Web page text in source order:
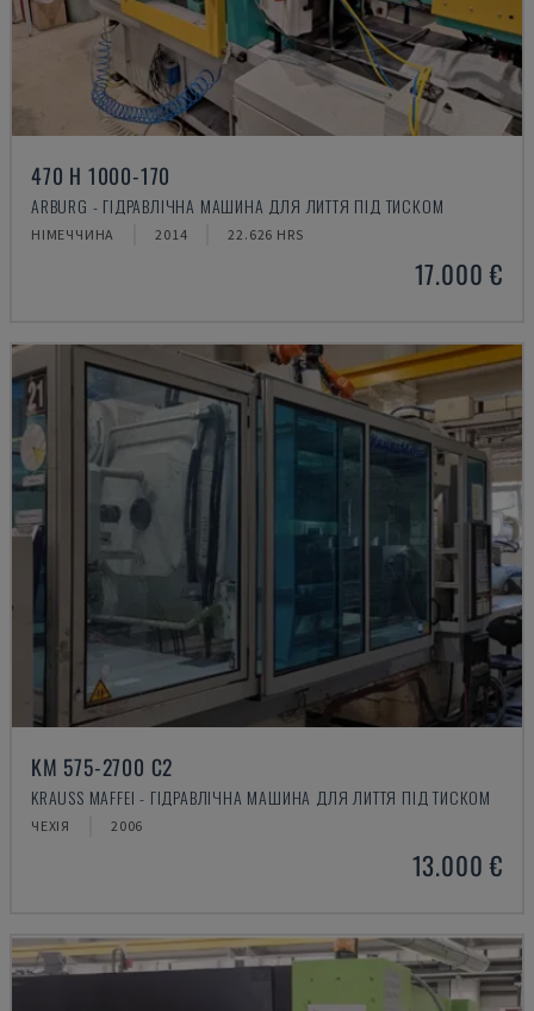
470 H 1000-170
ARBURG - ГІДРАВЛІЧНА МАШИНА ДЛЯ ЛИТТЯ ПІД ТИСКОМ
НІМЕЧЧИНА 2014 22.626 HRS
17.000 €
KM 575-2700 C2
KRAUSS MAFFEI - ГІДРАВЛІЧНА МАШИНА ДЛЯ ЛИТТЯ ПІД ТИСКОМ
ЧЕХІЯ 2006
13.000 €